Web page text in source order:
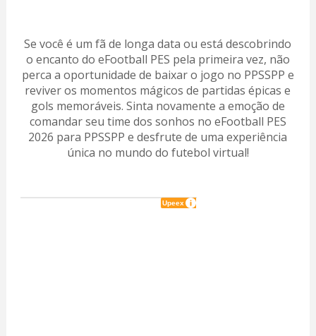
Se você é um fã de longa data ou está descobrindo
o encanto do eFootball PES pela primeira vez, não
perca a oportunidade de baixar o jogo no PPSSPP e
reviver os momentos mágicos de partidas épicas e
gols memoráveis. Sinta novamente a emoção de
comandar seu time dos sonhos no eFootball PES
2026 para PPSSPP e desfrute de uma experiência
única no mundo do futebol virtual!